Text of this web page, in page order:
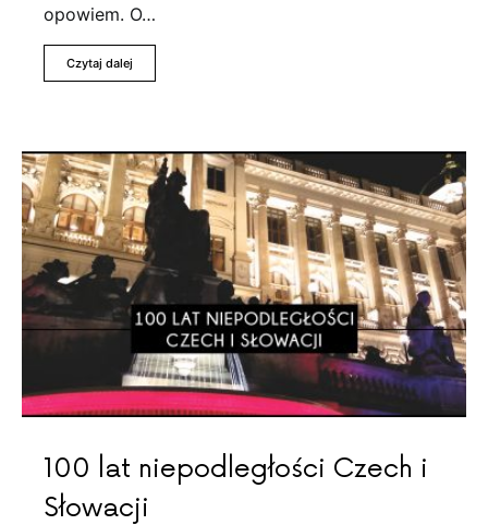
opowiem. O…
Czytaj dalej
100 lat niepodległości Czech i
Słowacji